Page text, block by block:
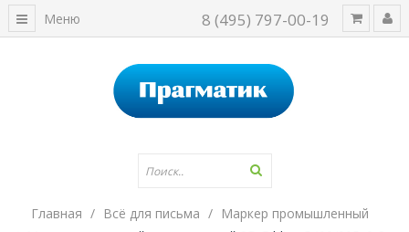
8 (495) 797-00-19
Меню
Главная Всё для письма
Маркер промышленный